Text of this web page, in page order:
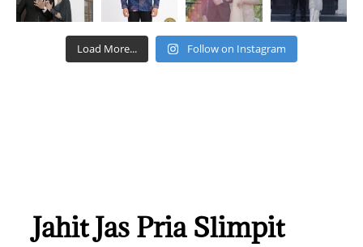
Load More... Follow on Instagram
Jahit Jas Pria Slimpit